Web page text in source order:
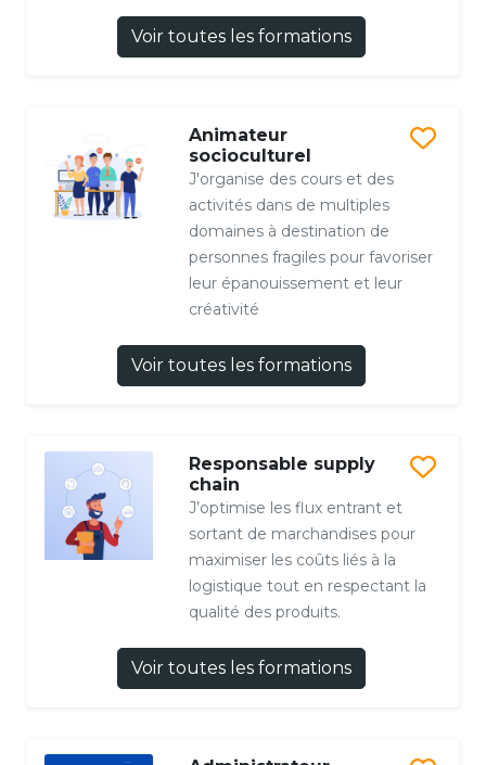
Voir toutes les formations
Animateur
socioculturel
J'organise des cours et des
activités dans de multiples
domaines à destination de
personnes fragiles pour favoriser
leur épanouissement et leur
créativité
Voir toutes les formations
Responsable supply
chain
J’optimise les flux entrant et
sortant de marchandises pour
maximiser les coûts liés à la
logistique tout en respectant la
qualité des produits.
Voir toutes les formations